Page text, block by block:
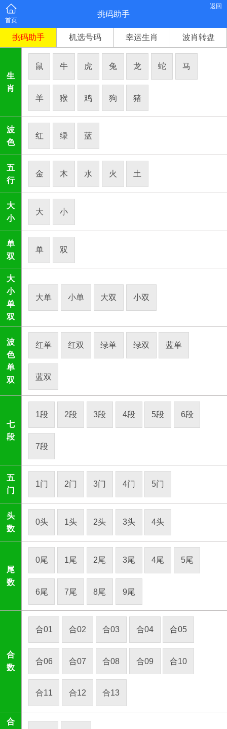
首页
挑码助手
返回
挑码助手 机选号码 幸运生肖 波肖转盘
生
肖
鼠 牛 虎 兔 龙 蛇 马
羊 猴 鸡 狗 猪
波
色
红 绿 蓝
五
行
金 木 水 火 土
大
小
大 小
单
双
单 双
大
小
单
双
大单 小单 大双 小双
波
色
单
双
红单 红双 绿单 绿双 蓝单
蓝双
七
段
1段 2段 3段 4段 5段 6段
7段
五
门
1门 2门 3门 4门 5门
头
数
0头 1头 2头 3头 4头
尾
数
0尾 1尾 2尾 3尾 4尾 5尾
6尾 7尾 8尾 9尾
合
数
合01 合02 合03 合04 合05
合06 合07 合08 合09 合10
合11 合12 合13
合